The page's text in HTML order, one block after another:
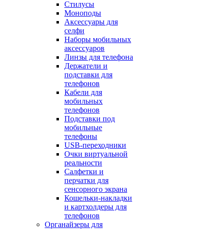
Стилусы
Моноподы
Аксессуары для
селфи
Наборы мобильных
аксессуаров
Линзы для телефона
Держатели и
подставки для
телефонов
Кабели для
мобильных
телефонов
Подставки под
мобильные
телефоны
USB-переходники
Очки виртуальной
реальности
Салфетки и
перчатки для
сенсорного экрана
Кошельки-накладки
и картхолдеры для
телефонов
Органайзеры для